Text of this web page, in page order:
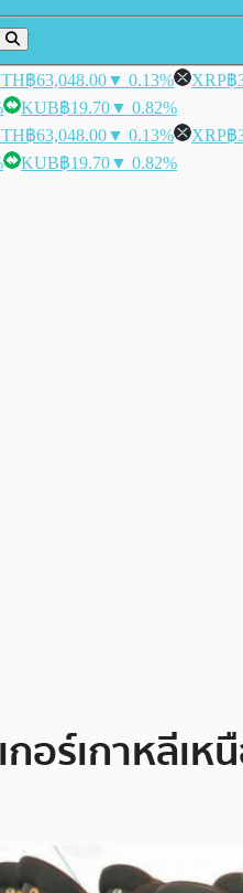
฿63,048.00▼ 0.13% XRP฿
KUB฿19.70▼ 0.82%
฿63,048.00▼ 0.13% XRP฿
KUB฿19.70▼ 0.82%
อร์เกาหลีเห